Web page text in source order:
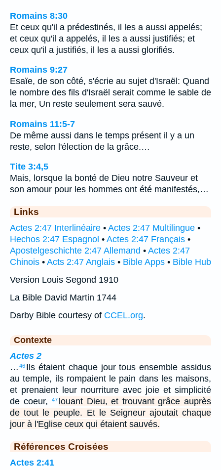
Romains 8:30
Et ceux qu'il a prédestinés, il les a aussi appelés;
et ceux qu'il a appelés, il les a aussi justifiés; et
ceux qu'il a justifiés, il les a aussi glorifiés.
Romains 9:27
Esaïe, de son côté, s'écrie au sujet d'Israël: Quand
le nombre des fils d'Israël serait comme le sable de
la mer, Un reste seulement sera sauvé.
Romains 11:5-7
De même aussi dans le temps présent il y a un
reste, selon l'élection de la grâce.…
Tite 3:4,5
Mais, lorsque la bonté de Dieu notre Sauveur et
son amour pour les hommes ont été manifestés,…
Links
Actes 2:47 Interlinéaire • Actes 2:47 Multilingue •
Hechos 2:47 Espagnol • Actes 2:47 Français •
Apostelgeschichte 2:47 Allemand • Actes 2:47
Chinois • Acts 2:47 Anglais • Bible Apps • Bible Hub
Version Louis Segond 1910
La Bible David Martin 1744
Darby Bible courtesy of CCEL.org.
Contexte
Actes 2
… 46 Ils étaient chaque jour tous ensemble assidus
au temple, ils rompaient le pain dans les maisons,
et prenaient leur nourriture avec joie et simplicité
de coeur,
47 louant Dieu, et trouvant grâce auprès
de tout le peuple. Et le Seigneur ajoutait chaque
jour à l'Eglise ceux qui étaient sauvés.
Références Croisées
Actes 2:41